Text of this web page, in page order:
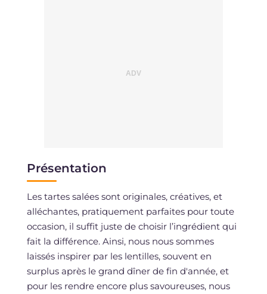
Présentation
Les tartes salées sont originales, créatives, et
alléchantes, pratiquement parfaites pour toute
occasion, il suffit juste de choisir l’ingrédient qui
fait la différence. Ainsi, nous nous sommes
laissés inspirer par les lentilles, souvent en
surplus après le grand dîner de fin d'année, et
pour les rendre encore plus savoureuses, nous